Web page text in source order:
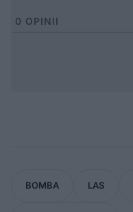
0 OPINII
BOMBA LAS